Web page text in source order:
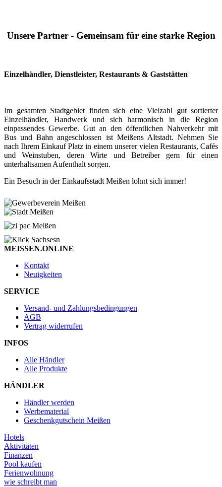
Unsere Partner - Gemeinsam für eine starke Region
Einzelhändler, Dienstleister, Restaurants & Gaststätten
Im gesamten Stadtgebiet finden sich eine Vielzahl gut sortierter
Einzelhändler, Handwerk und sich harmonisch in die Region
einpassendes Gewerbe. Gut an den öffentlichen Nahverkehr mit
Bus und Bahn angeschlossen ist Meißens Altstadt. Nehmen Sie
nach Ihrem Einkauf Platz in einem unserer vielen Restaurants, Cafés
und Weinstuben, deren Wirte und Betreiber gern für einen
unterhaltsamen Aufenthalt sorgen.
Ein Besuch in der Einkaufsstadt Meißen lohnt sich immer!
MEISSEN.ONLINE
Kontakt
Neuigkeiten
SERVICE
Versand- und Zahlungsbedingungen
AGB
Vertrag widerrufen
INFOS
Alle Händler
Alle Produkte
HÄNDLER
Händler werden
Werbematerial
Geschenkgutschein Meißen
Hotels
Aktivitäten
Finanzen
Pool kaufen
Ferienwohnung
wie schreibt man